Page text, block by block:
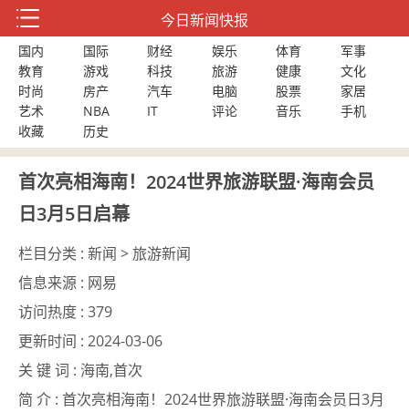
今日新闻快报
国内 国际 财经 娱乐 体育
军事
教育
游戏 科技 旅游 健康
文化
时尚
房产 汽车 电脑 股票
家居
艺术
NBA IT 评论 音乐
手机
收藏
历史
首次亮相海南！2024世界旅游联盟·海南会员
日3月5日启幕
栏目分类 : 新闻 > 旅游新闻
信息来源 : 网易
访问热度 : 379
更新时间 : 2024-03-06
关 键 词 : 海南,首次
简 介 : 首次亮相海南！2024世界旅游联盟·海南会员日3月